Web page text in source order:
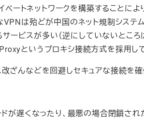
トネットワークを構築することによ
は殆どが中国のネット規制システ
ービスが多い（逆にしていないとこ
というプロキシ接続方式を採用し
ざんなどを回避しセキュアな接続を確
が遅くなったり、最悪の場合閉鎖され